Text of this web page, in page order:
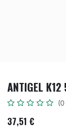
ANTIGEL K12
(0
37,51 €